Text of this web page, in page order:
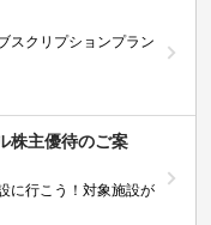
スクリプションプラン
株主優待のご案
に行こう！対象施設が